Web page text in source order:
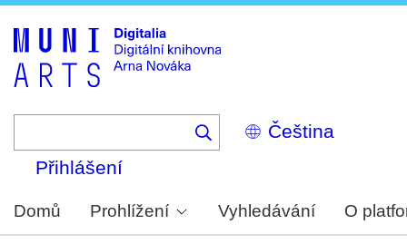
Select
your
Přihlášení
Domů Prohlížení Vyhledávání O